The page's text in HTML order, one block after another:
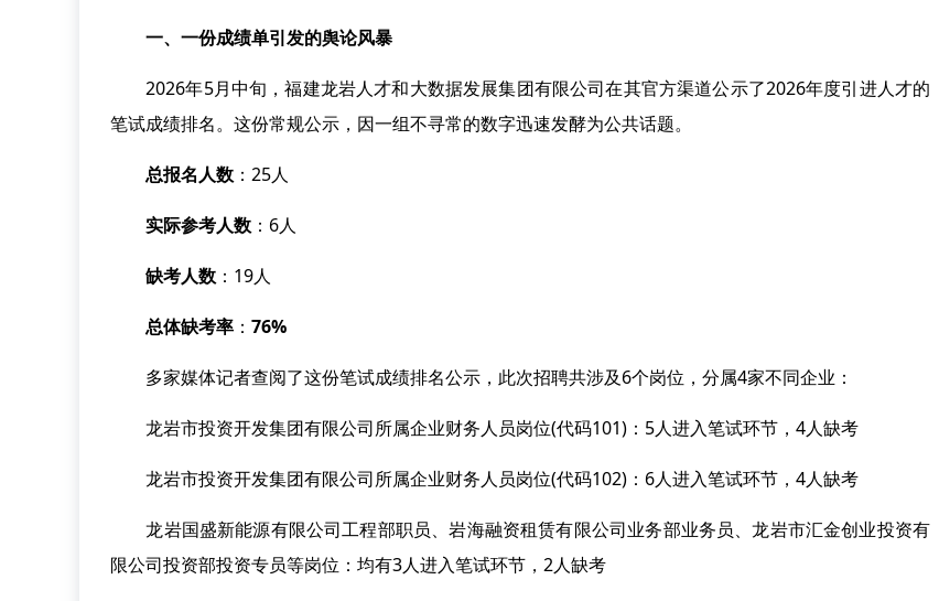
一、一份成绩单引发的舆论风暴
2026年5月中旬，福建龙岩人才和大数据发展集团有限公司在其官方渠道公示了2026年度引进人才的
笔试成绩排名。这份常规公示，因一组不寻常的数字迅速发酵为公共话题。
总报名人数 ：25人
实际参考人数 ：6人
缺考人数 ：19人
总体缺考率 ： 76%
多家媒体记者查阅了这份笔试成绩排名公示，此次招聘共涉及6个岗位，分属4家不同企业：
龙岩市投资开发集团有限公司所属企业财务人员岗位(代码101)：5人进入笔试环节，4人缺考
龙岩市投资开发集团有限公司所属企业财务人员岗位(代码102)：6人进入笔试环节，4人缺考
龙岩国盛新能源有限公司工程部职员、岩海融资租赁有限公司业务部业务员、龙岩市汇金创业投资有
限公司投资部投资专员等岗位：均有3人进入笔试环节，2人缺考